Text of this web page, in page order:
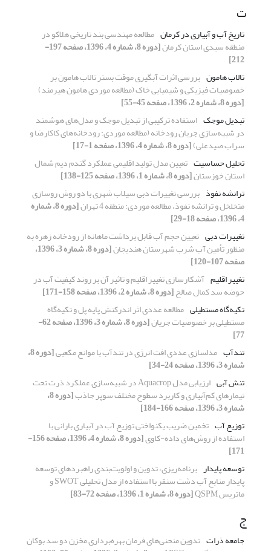
ت
تاریخ آب و آبیاری در کرمان مطالعه مهندسی بند تاریخی هلاکو در
منطقه سیدی استان کرمان [دوره 8، شماره 4، 1396، صفحه 197-
212]
تالاب هامون بررسی اثرات آبگیری موقت بستر تالاب هامون بر
خصوصیات فیزیکی و شیمیایی خاک (مطالعه موردی هامون هیرمند)
[دوره 8، شماره 2، 1396، صفحه 45-55]
تبدیل موجک استفاده ترکیبی از تبدیل موجک و مدل‌های هوشمند
در شبیه‌سازی جریان رودخانه (مطالعه موردی: رودخانه‌های کاکارضا و
سراب صیدعلی)[دوره 8، شماره 4، 1396، صفحه 1-17]
تحلیل حساسیت تعیین مدل تولید اقلیمی عملکرد گندم دیم شمال
استان خوزستان[دوره 8، شماره 1، 1396، صفحه 125-138]
ترانشه نفوذ بررسی تغییرات دبی سیلاب شهری با دو روش روسازی
متخلخل و ترانشه نفوذ، مطالعه موردی: منطقه 4 تهران [دوره 8، شماره
4، 1396، صفحه 18-29]
تغییرات دبی تعیین حجم آب قابل برداشت ماهانه از رودخانه زهره به
منظور تأمین آب شرب شهرستان هندیجان [دوره 8، شماره 3، 1396،
صفحه 107-120]
تغییر اقلیم آشکارسازی تغییر اقلیم و تاثیر آن بر روند کیفیت آب در
حوضه سد کمال صالح[دوره 8، شماره 2، 1396، صفحه 158-171]
تکیه‌گاه مستطیلی مطالعه عددی اثر اندرکنش پایه پل و تکیه‌گاه
مستطیلی بر خصوصیات جریان [دوره 8، شماره 3، 1396، صفحه 62-
77]
تندآب مدلسازی عددی افت انرژی در تندآب با موانع مکعبی [دوره 8،
شماره 3، 1396، صفحه 24-34]
تنش آبی
ارزیابی مدل Aquacrop در شبیه‌سازی عملکرد ذرت تحت
تیمارهای کم‌آبیاری و کاربرد سطوح مختلف سوپر جاذب [دوره 8،
شماره 3، 1396، صفحه 166-184]
توزیع آب تخمین ضریب یکنواختی توزیع آب در آبیاری بارانی با
استفاده از روش‌های داده-کاوی [دوره 8، شماره 4، 1396، صفحه 156-
171]
توسعه پایدار برنامه‌ریزی، تدوین و اولویت‌بندی راهبردهای توسعه
پایدار منابع آب دشت سنقر با استفاده از مدل تحلیلی SWOT و
ماتریس QSPM [دوره 8، شماره 1، 1396، صفحه 72-83]
ج
جامعه ذرات تدوین منحنی‌های فرمان بهره‌برداری مخزن دو سد بوکان